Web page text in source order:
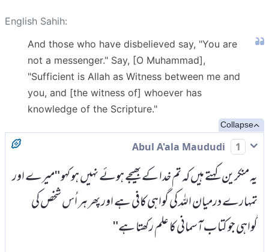
English Sahih:
And those who have disbelieved say, "You are
not a messenger." Say, [O Muhammad],
"Sufficient is Allah as Witness between me and
you, and [the witness of] whoever has
knowledge of the Scripture."
Collapse
1
یہ منکرین کہتے ہیں کہ تم خدا کے بھیجے ہوئے نہیں ہو کہو "میرے اور
تمہارے درمیان اللہ کی گواہی کافی ہے اور پھر ہر اُس شخص کی
گواہی جو کتاب آسمانی کا علم رکھتا ہے"